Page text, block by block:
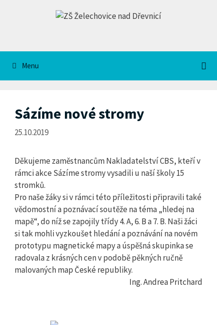
Menu
Sázíme nové stromy
25.10.2019
Děkujeme zaměstnancům Nakladatelství CBS, kteří v
rámci akce Sázíme stromy vysadili u naší školy 15
stromků.
Pro naše žáky si v rámci této příležitosti připravili také
vědomostní a poznávací soutěže na téma „hledej na
mapě“, do níž se zapojily třídy 4. A, 6. B a 7. B. Naši žáci
si tak mohli vyzkoušet hledání a poznávání na novém
prototypu magnetické mapy a úspěšná skupinka se
radovala z krásných cen v podobě pěkných ručně
malovaných map České republiky.
Ing. Andrea Pritchard